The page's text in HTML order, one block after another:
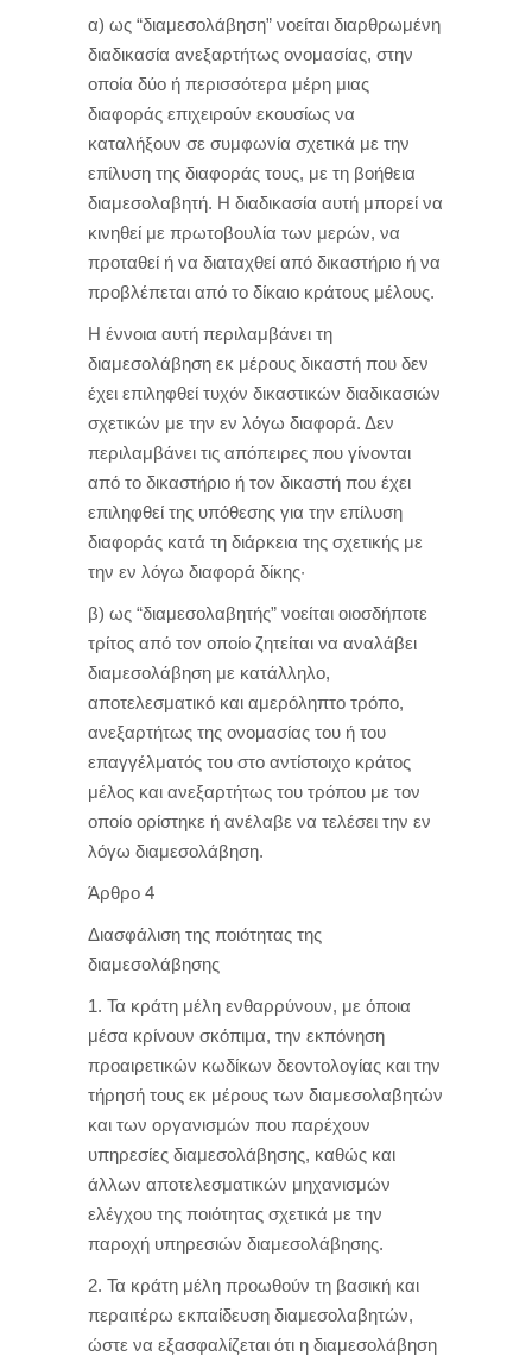
α) ως “διαμεσολάβηση” νοείται διαρθρωμένη
διαδικασία ανεξαρτήτως ονομασίας, στην
οποία δύο ή περισσότερα μέρη μιας
διαφοράς επιχειρούν εκουσίως να
καταλήξουν σε συμφωνία σχετικά με την
επίλυση της διαφοράς τους, με τη βοήθεια
διαμεσολαβητή. Η διαδικασία αυτή μπορεί να
κινηθεί με πρωτοβουλία των μερών, να
προταθεί ή να διαταχθεί από δικαστήριο ή να
προβλέπεται από το δίκαιο κράτους μέλους.
Η έννοια αυτή περιλαμβάνει τη
διαμεσολάβηση εκ μέρους δικαστή που δεν
έχει επιληφθεί τυχόν δικαστικών διαδικασιών
σχετικών με την εν λόγω διαφορά. Δεν
περιλαμβάνει τις απόπειρες που γίνονται
από το δικαστήριο ή τον δικαστή που έχει
επιληφθεί της υπόθεσης για την επίλυση
διαφοράς κατά τη διάρκεια της σχετικής με
την εν λόγω διαφορά δίκης·
β) ως “διαμεσολαβητής” νοείται οιοσδήποτε
τρίτος από τον οποίο ζητείται να αναλάβει
διαμεσολάβηση με κατάλληλο,
αποτελεσματικό και αμερόληπτο τρόπο,
ανεξαρτήτως της ονομασίας του ή του
επαγγέλματός του στο αντίστοιχο κράτος
μέλος και ανεξαρτήτως του τρόπου με τον
οποίο ορίστηκε ή ανέλαβε να τελέσει την εν
λόγω διαμεσολάβηση.
Άρθρο 4
Διασφάλιση της ποιότητας της
διαμεσολάβησης
1. Τα κράτη μέλη ενθαρρύνουν, με όποια
μέσα κρίνουν σκόπιμα, την εκπόνηση
προαιρετικών κωδίκων δεοντολογίας και την
τήρησή τους εκ μέρους των διαμεσολαβητών
και των οργανισμών που παρέχουν
υπηρεσίες διαμεσολάβησης, καθώς και
άλλων αποτελεσματικών μηχανισμών
ελέγχου της ποιότητας σχετικά με την
παροχή υπηρεσιών διαμεσολάβησης.
2. Τα κράτη μέλη προωθούν τη βασική και
περαιτέρω εκπαίδευση διαμεσολαβητών,
ώστε να εξασφαλίζεται ότι η διαμεσολάβηση